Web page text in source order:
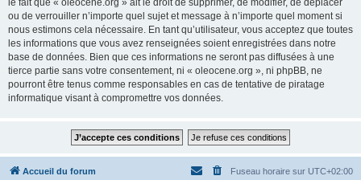
le fait que « oleocene.org » ait le droit de supprimer, de modifier, de déplacer
ou de verrouiller n’importe quel sujet et message à n’importe quel moment si
nous estimons cela nécessaire. En tant qu’utilisateur, vous acceptez que toutes
les informations que vous avez renseignées soient enregistrées dans notre
base de données. Bien que ces informations ne seront pas diffusées à une
tierce partie sans votre consentement, ni « oleocene.org », ni phpBB, ne
pourront être tenus comme responsables en cas de tentative de piratage
informatique visant à compromettre vos données.
Accueil du forum Fuseau horaire sur UTC+02:00